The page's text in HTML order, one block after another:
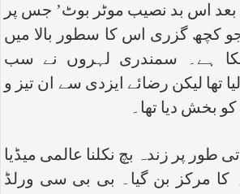
بعد اس بد نصیب موٹر بوٹ’ جس پر
کچھ گزری اس کا سطور بالا میں
ہے۔ سمندری لہروں نے سب
تھا لیکن رضائے ایزدی سے ان تیز و
کو بخش دیا تھا۔
پر زندہ بچ نکلنا عالمی میڈیا
مرکز بن گیا۔ بی بی سی ورلڈ